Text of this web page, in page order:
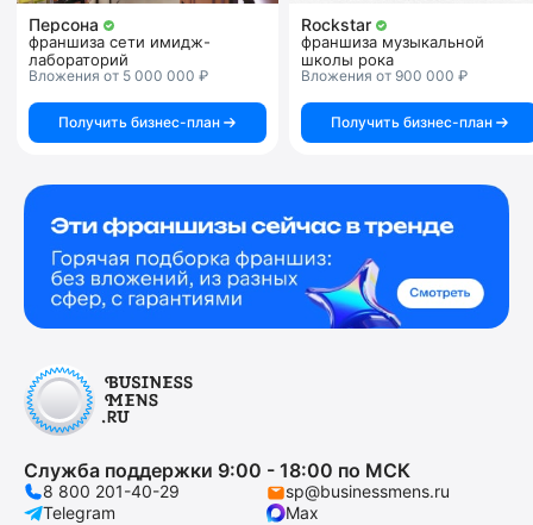
Персона
франшиза сети имидж-
лабораторий
Вложения от 5 000 000 ₽
Получить бизнес-план
Rockstar
франшиза музыкальной
школы рока
Вложения от 900 000 ₽
Получить бизнес-план
Служба поддержки 9:00 - 18:00 по МСК
8 800 201-40-29
sp@businessmens.ru
Telegram
Max